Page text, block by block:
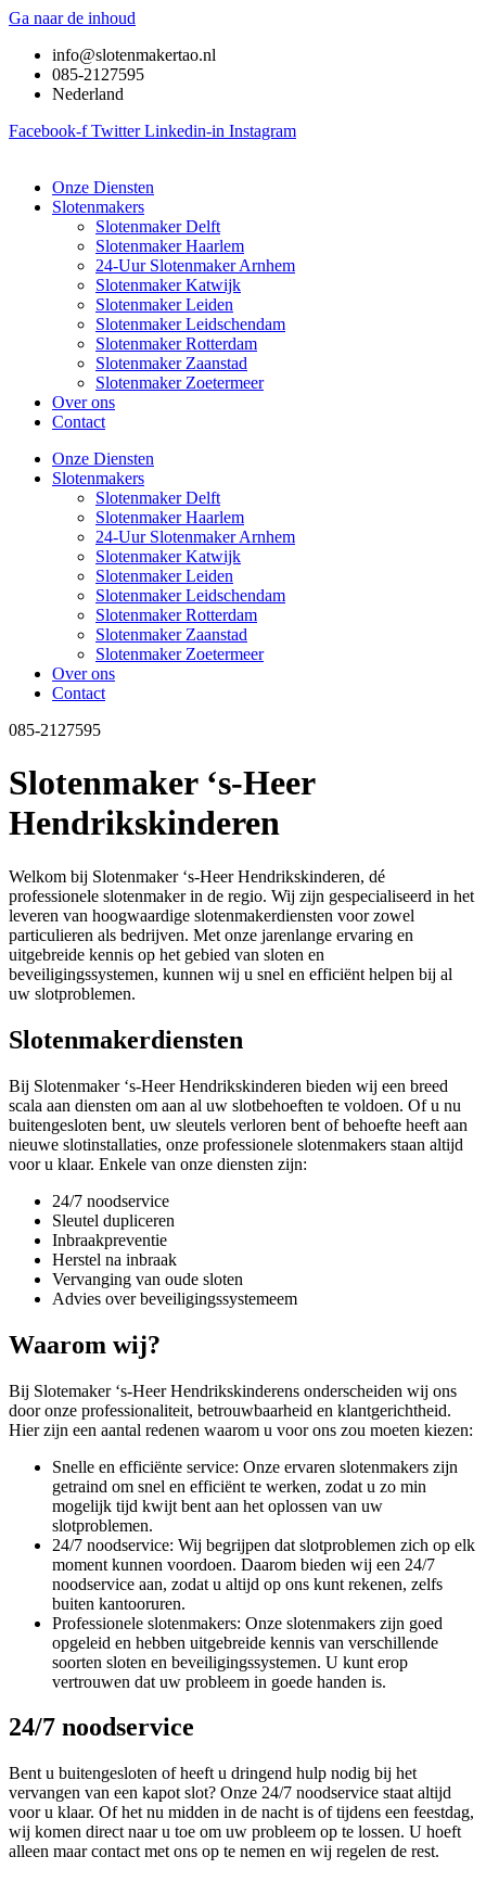
Ga naar de inhoud
info@slotenmakertao.nl
085-2127595
Nederland
Facebook-f Twitter Linkedin-in Instagram
Onze Diensten
Slotenmakers
Slotenmaker Delft
Slotenmaker Haarlem
24-Uur Slotenmaker Arnhem
Slotenmaker Katwijk
Slotenmaker Leiden
Slotenmaker Leidschendam
Slotenmaker Rotterdam
Slotenmaker Zaanstad
Slotenmaker Zoetermeer
Over ons
Contact
Onze Diensten
Slotenmakers
Slotenmaker Delft
Slotenmaker Haarlem
24-Uur Slotenmaker Arnhem
Slotenmaker Katwijk
Slotenmaker Leiden
Slotenmaker Leidschendam
Slotenmaker Rotterdam
Slotenmaker Zaanstad
Slotenmaker Zoetermeer
Over ons
Contact
085-2127595
Slotenmaker ‘s-Heer
Hendrikskinderen
Welkom bij Slotenmaker ‘s-Heer Hendrikskinderen, dé
professionele slotenmaker in de regio. Wij zijn gespecialiseerd in het
leveren van hoogwaardige slotenmakerdiensten voor zowel
particulieren als bedrijven. Met onze jarenlange ervaring en
uitgebreide kennis op het gebied van sloten en
beveiligingssystemen, kunnen wij u snel en efficiënt helpen bij al
uw slotproblemen.
Slotenmakerdiensten
Bij Slotenmaker ‘s-Heer Hendrikskinderen bieden wij een breed
scala aan diensten om aan al uw slotbehoeften te voldoen. Of u nu
buitengesloten bent, uw sleutels verloren bent of behoefte heeft aan
nieuwe slotinstallaties, onze professionele slotenmakers staan altijd
voor u klaar. Enkele van onze diensten zijn:
24/7 noodservice
Sleutel dupliceren
Inbraakpreventie
Herstel na inbraak
Vervanging van oude sloten
Advies over beveiligingssystemeem
Waarom wij?
Bij Slotemaker ‘s-Heer Hendrikskinderens onderscheiden wij ons
door onze professionaliteit, betrouwbaarheid en klantgerichtheid.
Hier zijn een aantal redenen waarom u voor ons zou moeten kiezen:
Snelle en efficiënte service: Onze ervaren slotenmakers zijn
getraind om snel en efficiënt te werken, zodat u zo min
mogelijk tijd kwijt bent aan het oplossen van uw
slotproblemen.
24/7 noodservice: Wij begrijpen dat slotproblemen zich op elk
moment kunnen voordoen. Daarom bieden wij een 24/7
noodservice aan, zodat u altijd op ons kunt rekenen, zelfs
buiten kantooruren.
Professionele slotenmakers: Onze slotenmakers zijn goed
opgeleid en hebben uitgebreide kennis van verschillende
soorten sloten en beveiligingssystemen. U kunt erop
vertrouwen dat uw probleem in goede handen is.
24/7 noodservice
Bent u buitengesloten of heeft u dringend hulp nodig bij het
vervangen van een kapot slot? Onze 24/7 noodservice staat altijd
voor u klaar. Of het nu midden in de nacht is of tijdens een feestdag,
wij komen direct naar u toe om uw probleem op te lossen. U hoeft
alleen maar contact met ons op te nemen en wij regelen de rest.